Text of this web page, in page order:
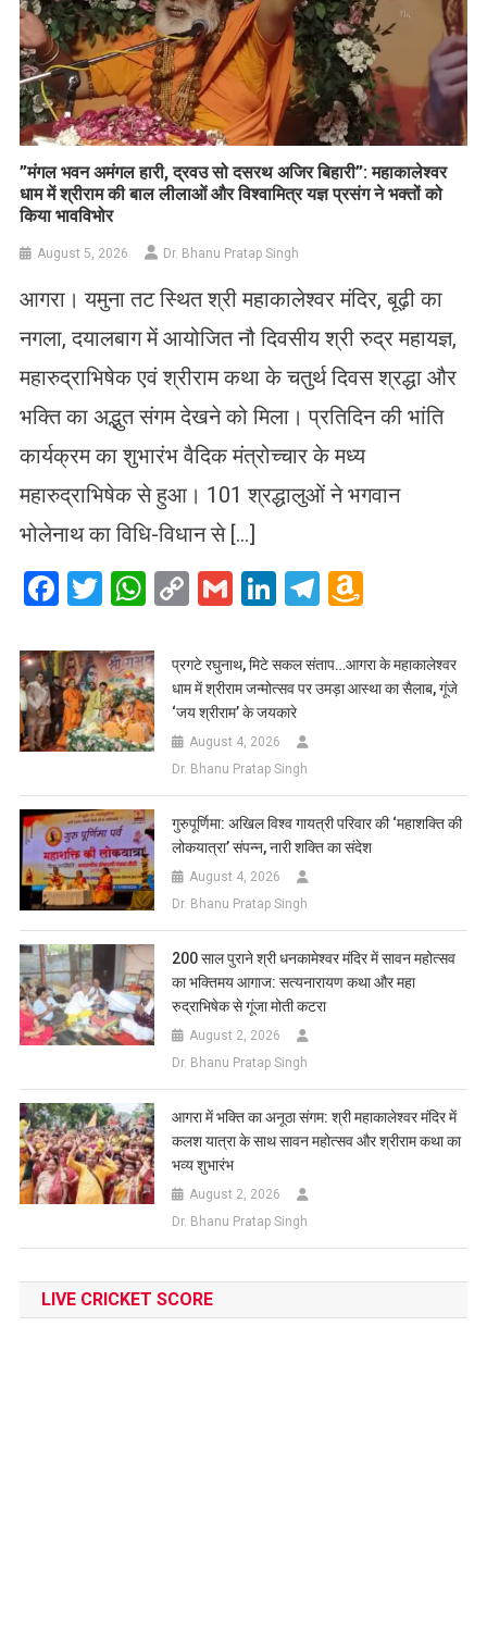
​”मंगल भवन अमंगल हारी, द्रवउ सो दसरथ अजिर बिहारी”: महाकालेश्वर
धाम में श्रीराम की बाल लीलाओं और विश्वामित्र यज्ञ प्रसंग ने भक्तों को
किया भावविभोर
August 5, 2026 Dr. Bhanu Pratap Singh
आगरा। यमुना तट स्थित श्री महाकालेश्वर मंदिर, बूढ़ी का
नगला, दयालबाग में आयोजित नौ दिवसीय श्री रुद्र महायज्ञ,
महारुद्राभिषेक एवं श्रीराम कथा के चतुर्थ दिवस श्रद्धा और
भक्ति का अद्भुत संगम देखने को मिला। प्रतिदिन की भांति
कार्यक्रम का शुभारंभ वैदिक मंत्रोच्चार के मध्य
महारुद्राभिषेक से हुआ। 101 श्रद्धालुओं ने भगवान
भोलेनाथ का विधि-विधान से […]
Facebook
Twitter
WhatsApp
CopyGmailLinkedIn
Telegram
List
प्रगटे रघुनाथ, मिटे सकल संताप…आगरा के महाकालेश्वर
धाम में श्रीराम जन्मोत्सव पर उमड़ा आस्था का सैलाब, गूंजे
‘जय श्रीराम’ के जयकारे
August 4, 2026
Dr. Bhanu Pratap Singh
गुरुपूर्णिमा: अखिल विश्व गायत्री परिवार की ‘महाशक्ति की
लोकयात्रा’ संपन्न, नारी शक्ति का संदेश
August 4, 2026
Dr. Bhanu Pratap Singh
200 साल पुराने श्री धनकामेश्वर मंदिर में सावन महोत्सव
का भक्तिमय आगाज: सत्यनारायण कथा और महा
रुद्राभिषेक से गूंजा मोती कटरा
August 2, 2026
Dr. Bhanu Pratap Singh
आगरा में भक्ति का अनूठा संगम: श्री महाकालेश्वर मंदिर में
कलश यात्रा के साथ सावन महोत्सव और श्रीराम कथा का
भव्य शुभारंभ
August 2, 2026
Dr. Bhanu Pratap Singh
LIVE CRICKET SCORE